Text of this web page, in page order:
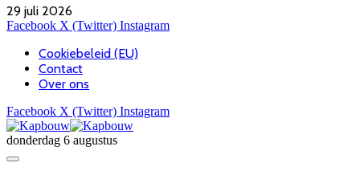
29 juli 2026
Facebook X (Twitter) Instagram
Cookiebeleid (EU)
Contact
Over ons
Facebook X (Twitter) Instagram
donderdag 6 augustus